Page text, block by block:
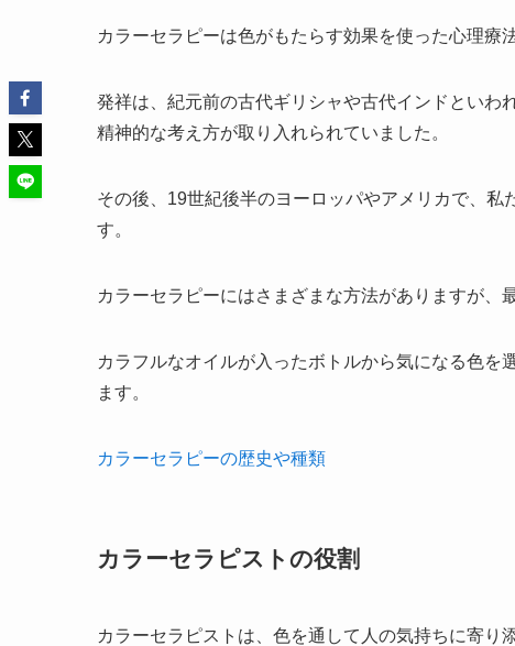
カラーセラピーは色がもたらす効果を使った心理療
発祥は、紀元前の古代ギリシャや古代インドといわ
精神的な考え方が取り入れられていました。
その後、19世紀後半のヨーロッパやアメリカで、
す。
カラーセラピーにはさまざまな方法がありますが、
カラフルなオイルが入ったボトルから気になる色を
ます。
カラーセラピーの歴史や種類
カラーセラピストの役割
カラーセラピストは、色を通して人の気持ちに寄り